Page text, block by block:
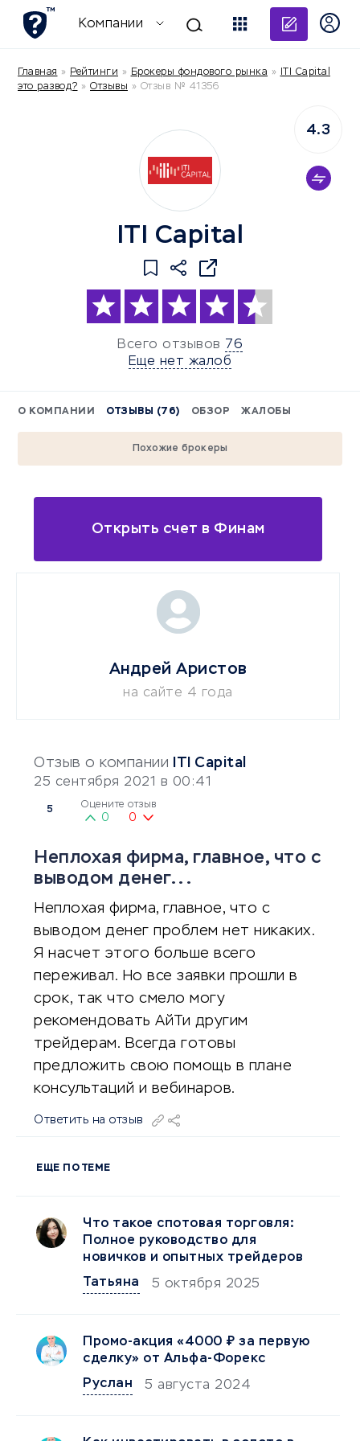
Компании
Главная » Рейтинги » Брокеры фондового рынка »
ITI Capital
это развод? » Отзывы » Отзыв № 41356
ITI Capital
Всего отзывов 76
Еще нет жалоб
4.3
О КОМПАНИИ ОТЗЫВЫ (76) ОБЗОР ЖАЛОБЫ
Похожие брокеры
Открыть счет в Финам
Отзыв о компании ITI Capital
25 сентября 2021 в 00:41
5 Оцените отзыв
0 0
Неплохая фирма, главное, что с
выводом денег...
Неплохая фирма, главное, что с
выводом денег проблем нет никаких.
Я насчет этого больше всего
переживал. Но все заявки прошли в
срок, так что смело могу
рекомендовать АйТи другим
трейдерам. Всегда готовы
предложить свою помощь в плане
консультаций и вебинаров.
Ответить на отзыв
ЕЩЕ ПО ТЕМЕ
Что такое спотовая торговля:
Полное руководство для
новичков и опытных трейдеров
Татьяна
5 октября 2025
Промо-акция «4000 ₽ за первую
сделку» от Альфа-Форекс
Руслан
5 августа 2024
Андрей Аристов
на сайте 4 года